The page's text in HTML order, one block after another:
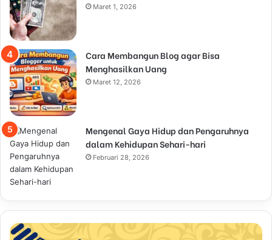
Maret 1, 2026
Cara Membangun Blog agar Bisa
Menghasilkan Uang
Maret 12, 2026
Mengenal Gaya Hidup dan Pengaruhnya
dalam Kehidupan Sehari-hari
Februari 28, 2026